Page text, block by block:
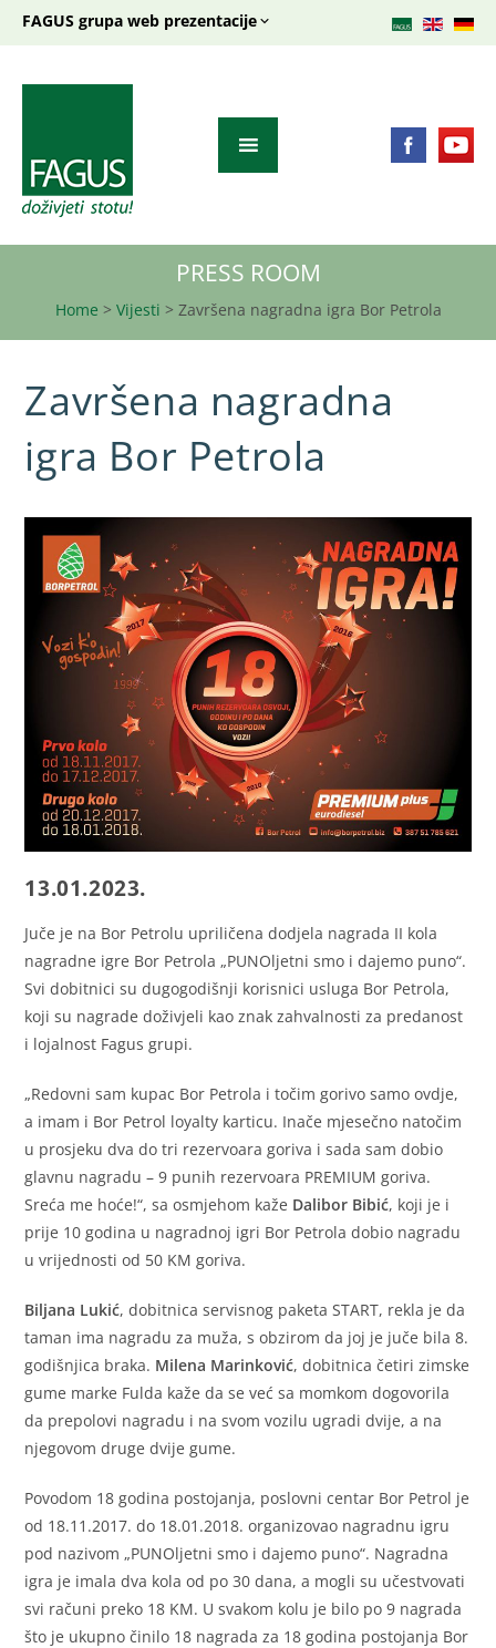
FAGUS grupa web prezentacije
PRESS ROOM
Home > Vijesti > Završena nagradna igra Bor Petrola
Završena nagradna
igra Bor Petrola
13.01.2023.
Juče je na Bor Petrolu upriličena dodjela nagrada II kola
nagradne igre Bor Petrola „PUNOljetni smo i dajemo puno“.
Svi dobitnici su dugogodišnji korisnici usluga Bor Petrola,
koji su nagrade doživjeli kao znak zahvalnosti za predanost
i lojalnost Fagus grupi.
„Redovni sam kupac Bor Petrola i točim gorivo samo ovdje,
a imam i Bor Petrol loyalty karticu. Inače mjesečno natočim
u prosjeku dva do tri rezervoara goriva i sada sam dobio
glavnu nagradu – 9 punih rezervoara PREMIUM goriva.
Sreća me hoće!“, sa osmjehom kaže Dalibor Bibić, koji je i
prije 10 godina u nagradnoj igri Bor Petrola dobio nagradu
u vrijednosti od 50 KM goriva.
Biljana Lukić, dobitnica servisnog paketa START, rekla je da
taman ima nagradu za muža, s obzirom da joj je juče bila 8.
godišnjica braka. Milena Marinković, dobitnica četiri zimske
gume marke Fulda kaže da se već sa momkom dogovorila
da prepolovi nagradu i na svom vozilu ugradi dvije, a na
njegovom druge dvije gume.
Povodom 18 godina postojanja, poslovni centar Bor Petrol je
od 18.11.2017. do 18.01.2018. organizovao nagradnu igru
pod nazivom „PUNOljetni smo i dajemo puno“. Nagradna
igra je imala dva kola od po 30 dana, a mogli su učestvovati
svi računi preko 18 KM. U svakom kolu je bilo po 9 nagrada
što je ukupno činilo 18 nagrada za 18 godina postojanja Bor